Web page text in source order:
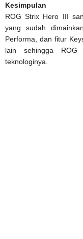
Kesimpulan
ROG Strix Hero III
yang sudah
Performa, dan fitur
lain sehingga
teknologinya.